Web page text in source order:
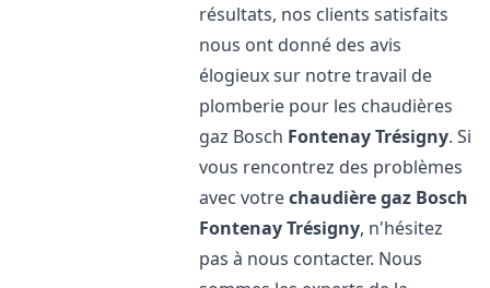
résultats, nos clients satisfaits
nous ont donné des avis
élogieux sur notre travail de
plomberie pour les chaudières
gaz Bosch Fontenay Trésigny. Si
vous rencontrez des problèmes
avec votrechaudière gaz Bosch
Fontenay Trésigny, n'hésitez
pas à nous contacter. Nous